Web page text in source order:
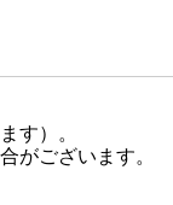
す）。
がございます。